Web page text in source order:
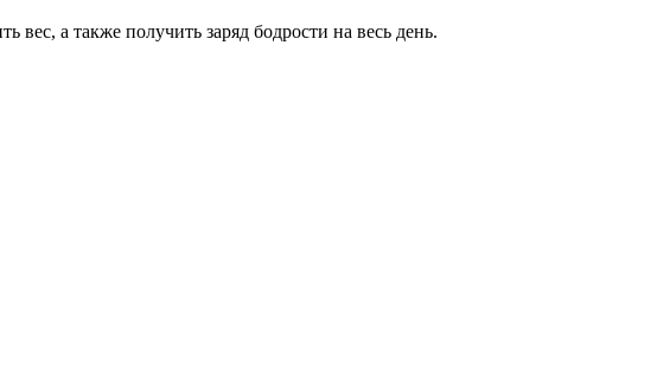
а также получить заряд бодрости на весь день.